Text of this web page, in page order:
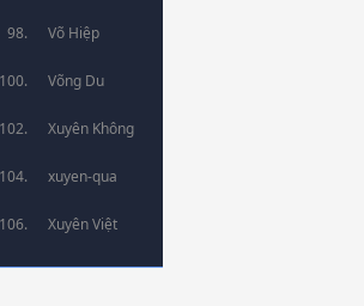
Võ Hiệp
Võng Du
Xuyên Không
xuyen-qua
Xuyên Việt